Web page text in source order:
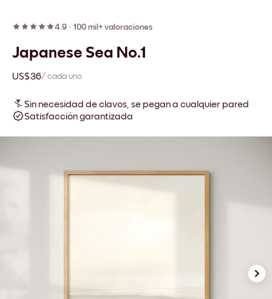
4.9 · 100 mil+ valoraciones
Japanese Sea No.1
US$36/ cada uno
Sin necesidad de clavos, se pegan a cualquier pared
Satisfacción garantizada